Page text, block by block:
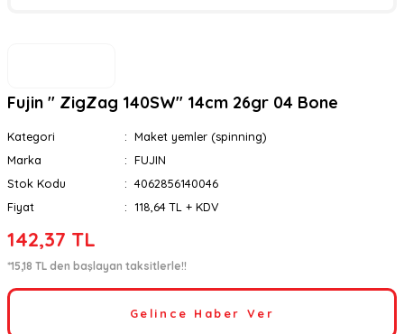
Fujin '' ZigZag 140SW'' 14cm 26gr 04 Bone
Kategori
Maket yemler (spinning)
Marka
FUJIN
Stok Kodu
4062856140046
Fiyat
118,64 TL + KDV
142,37 TL
*15,18 TL den başlayan taksitlerle!!
Gelince Haber Ver